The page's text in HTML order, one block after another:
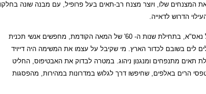
את המצנחים שלו, ויוצר מצנח רב-תאים בעל פרופיל, עם מבנה שונה בחלקו
הדרוש לדאייה.
במקביל, עם התפתחות תכנית החלל של נאס"א, בתחילת שנות ה- 60' של המאה הקודמת, מחפשים אנשי תכנית
לים בשובם לכדור הארץ. מי שקיבל על עצמו את המשימה היה דייויד
תאים מתנפחים ומנגנון ניהוג. במטרה לבדוק את האבטיפוס, החליט
הרים באלפים, שחיפשו דרך לגלוש במדרונות במהירות, מהפסגות